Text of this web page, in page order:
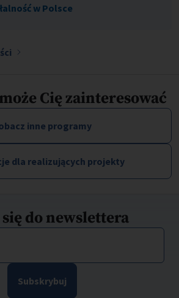
w Polsce
Cię zainteresować
inne programy
dla realizujących projekty
się do newslettera
Subskrybuj